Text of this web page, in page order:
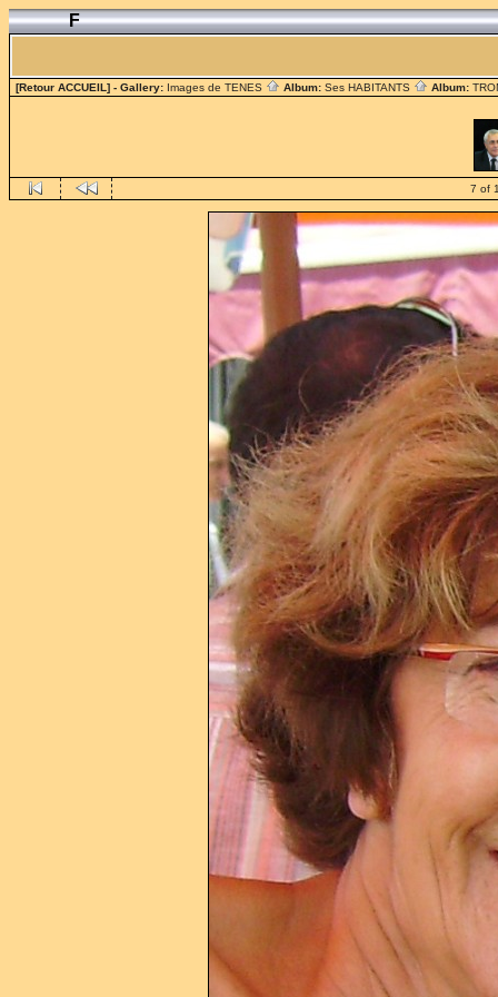
F
[Retour ACCUEIL] - Gallery: Images de TENES Album: Ses HABITANTS Album:
7 of